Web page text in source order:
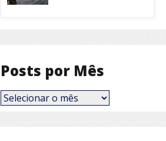
Posts por Mês
Posts
por